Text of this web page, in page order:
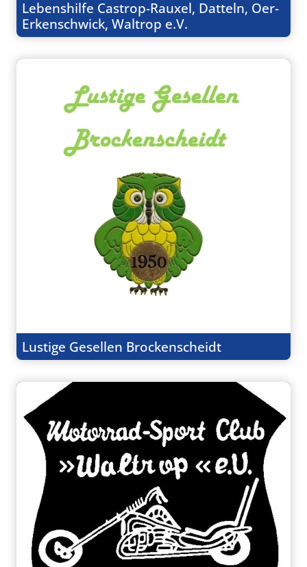
Lebenshilfe Castrop-Rauxel, Datteln, Oer-
Erkenschwick, Waltrop e.V.
Lustige Gesellen Brockenscheidt